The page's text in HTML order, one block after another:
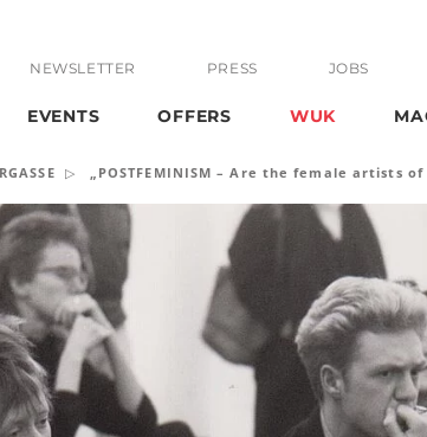
NEWSLETTER PRESS JOBS
EVENTS OFFERS WUK
„POSTFEMINISM – Are the female artists